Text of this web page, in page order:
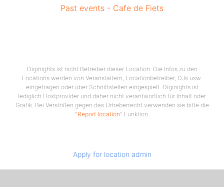
Past events - Cafe de Fiets
Diginights ist nicht Betreiber dieser Location. Die Infos zu den
Locations werden von Veranstaltern, Locationbetreiber, DJs usw.
eingetragen oder über Schnittstellen eingespielt. Diginights ist
lediglich Hostprovider und daher nicht verantwortlich für Inhalt oder
Grafik. Bei Verstößen gegen das Urheberrecht verwenden sie bitte die
"Report location" Funktion.
Apply for location admin